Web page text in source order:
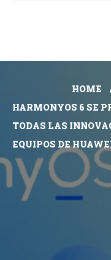
HOME
HARMONYOS 6 SE
TODAS LAS
EQUIPOS DE